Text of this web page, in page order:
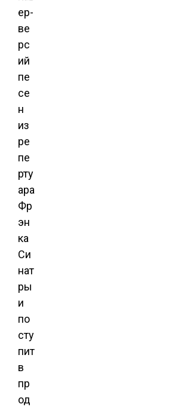
ер-
ве
рс
ий
пе
се
н
из
ре
пе
рту
ара
Фр
эн
ка
Си
нат
ры
и
по
сту
пит
в
пр
од